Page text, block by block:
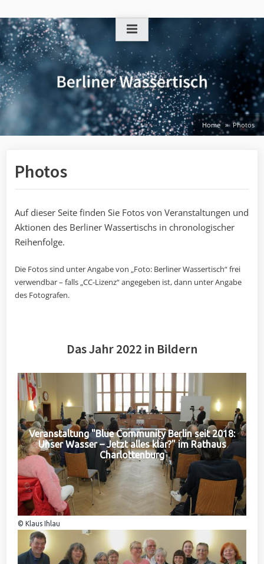
to
content
Home Photos
Photos
Auf dieser Seite finden Sie Fotos von Veranstaltungen und
Aktionen des Berliner Wassertischs in chronologischer
Reihenfolge.
Die Fotos sind unter Angabe von „Foto: Berliner Wassertisch“ frei
verwendbar – falls „CC-Lizenz“ angegeben ist, dann unter Angabe
des Fotografen.
Das Jahr 2022 in Bildern
Veranstaltung "Blue Community Berlin seit 2018:
Unser Wasser – Jetzt alles klar?" im Rathaus
Charlottenburg
© Klaus Ihlau